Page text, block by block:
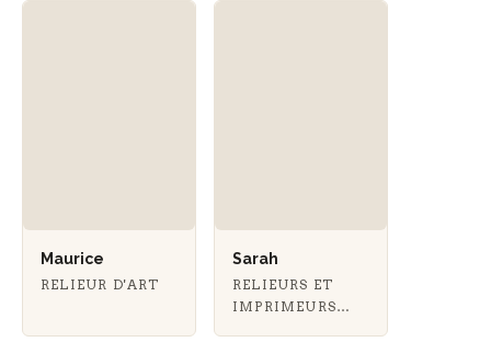
Maurice
RELIEUR D'ART
Sarah
RELIEURS ET
IMPRIMEURS